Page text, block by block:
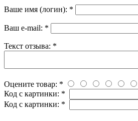
Ваше имя (логин): *
Ваш e-mail: *
Текст отзыва: *
Оцените товар: *
Код с картинки: *
Код с картинки: *